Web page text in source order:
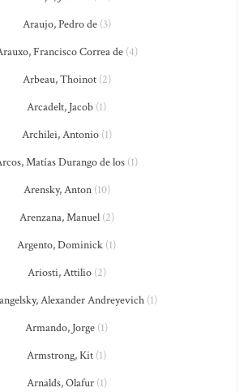
Araujo, Pedro de(3)
Francisco Correa de(4)
Arbeau, Thoinot(2)
Arcadelt, Jacob (1)
Archilei, Antonio(1)
Matías Durango de los (1)
Arensky, Anton(10)
Arenzana, Manuel(2)
Argento, Dominick (1)
Ariosti, Attilio(2)
Alexander Andreyevich(1)
Armando, Jorge (1)
Armstrong, Kit (1)
Arnalds, Olafur(1)